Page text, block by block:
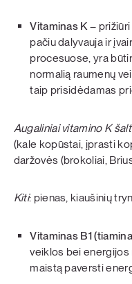
Vitaminas K–
pačiu dalyvauja ir
procesuose, yra
normalią raumenų
taip prisidėdamas
Augaliniai vitamino K
(kale kopūstai, įprasti
daržovės (brokoliai,
Kiti: pienas, kiaušinių
Vitaminas B1
veiklos bei
maistą paversti